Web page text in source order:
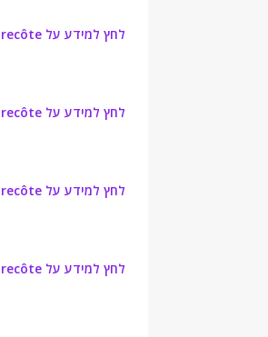
לחץ למידע על Entrecôte
לחץ למידע על Entrecôte
לחץ למידע על Entrecôte
לחץ למידע על Entrecôte